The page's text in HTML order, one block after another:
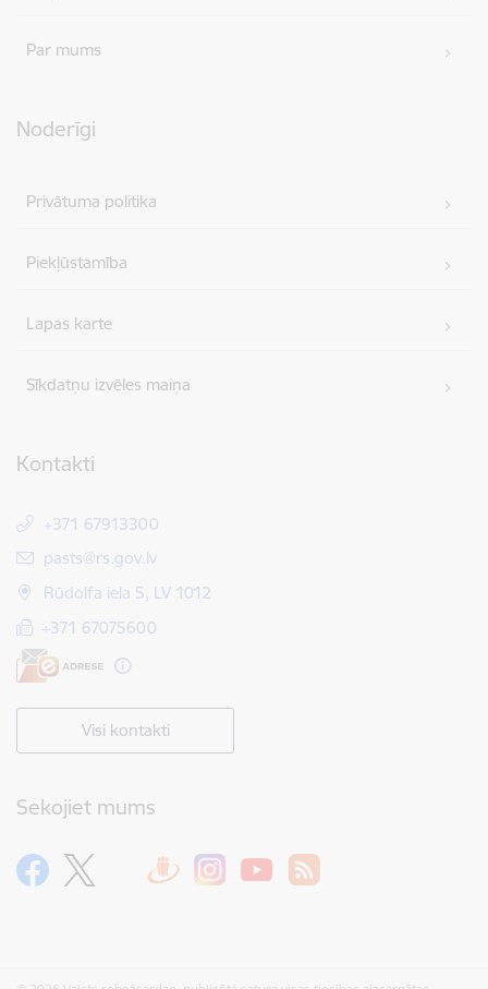
Par mums
Noderīgi
Privātuma politika
Piekļūstamība
Lapas karte
Sīkdatņu izvēles maiņa
Kontakti
+371 67913300
E-pasts:
pasts@rs.gov.lv
Rūdolfa iela 5, LV 1012
+371 67075600
Visi kontakti
Sekojiet mums